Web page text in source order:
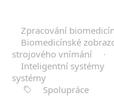
Zpracování
Biomedicínské
strojového vnímání
·
Inteligentní systémy
systémy
Spolupráce